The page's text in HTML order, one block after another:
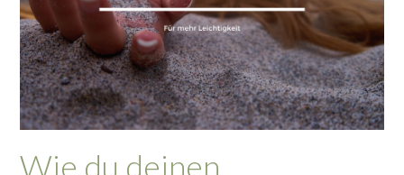
Wie du deinen